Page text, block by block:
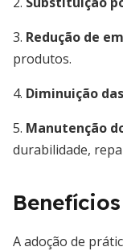
3. Redução de
produtos.
4. Diminuição
5. Manutenção
durabilidade,
A adoção de